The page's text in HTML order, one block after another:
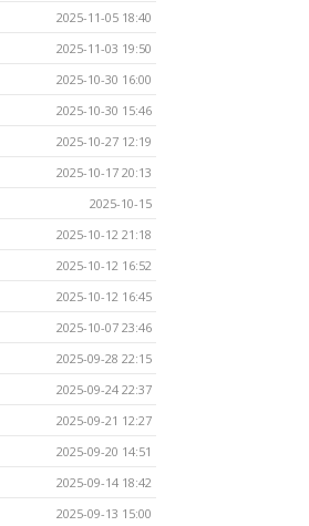
2025-11-05 18:40
2025-11-03 19:50
2025-10-30 16:00
2025-10-30 15:46
2025-10-27 12:19
2025-10-17 20:13
2025-10-15
2025-10-12 21:18
2025-10-12 16:52
2025-10-12 16:45
2025-10-07 23:46
2025-09-28 22:15
2025-09-24 22:37
2025-09-21 12:27
2025-09-20 14:51
2025-09-14 18:42
2025-09-13 15:00